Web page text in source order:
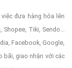
đưa hàng hóa lên
Tiki, Sendo...
Facebook, Google,
bãi, giao nhận với các